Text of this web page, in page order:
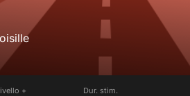
+ Dur. stim.